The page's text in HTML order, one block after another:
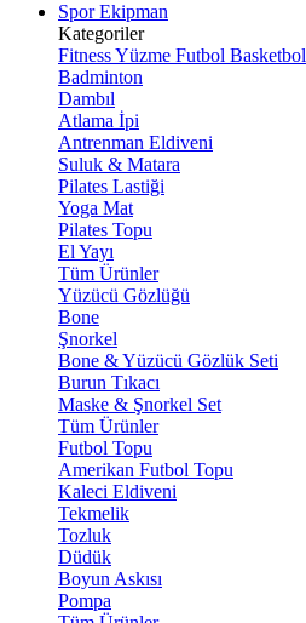
Spor Ekipman
Kategoriler
FitnessYüzme Futbol Basketbol
Badminton
Dambıl
Atlama İpi
Antrenman Eldiveni
Suluk & Matara
Pilates Lastiği
Yoga Mat
Pilates Topu
El Yayı
Tüm Ürünler
Yüzücü Gözlüğü
Bone
Şnorkel
Bone & Yüzücü Gözlük Seti
Burun Tıkacı
Maske & Şnorkel Set
Tüm Ürünler
Futbol Topu
Amerikan Futbol Topu
Kaleci Eldiveni
Tekmelik
Tozluk
Düdük
Boyun Askısı
Pompa